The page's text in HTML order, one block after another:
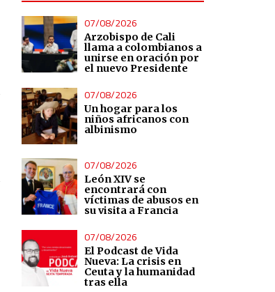
07/08/2026
Arzobispo de Cali
llama a colombianos a
unirse en oración por
el nuevo Presidente
07/08/2026
Un hogar para los
niños africanos con
albinismo
07/08/2026
León XIV se
encontrará con
víctimas de abusos en
su visita a Francia
07/08/2026
El Podcast de Vida
Nueva: La crisis en
Ceuta y la humanidad
tras ella